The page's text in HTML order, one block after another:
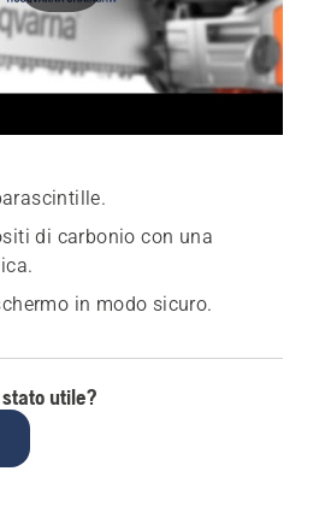
di carbonio con una
in modo sicuro.
utile?